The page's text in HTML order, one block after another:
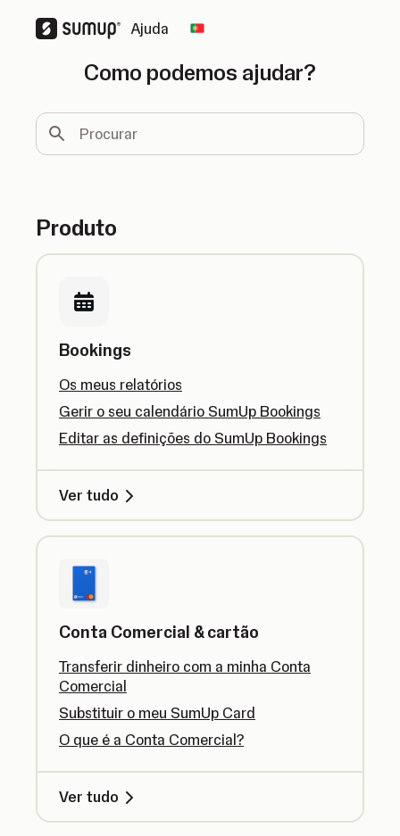
Ajuda Change country
Como podemos ajudar?
Procurar
Produto
Bookings
Os meus relatórios
Gerir o seu calendário SumUp Bookings
Editar as definições do SumUp Bookings
Ver tudo
Conta Comercial & cartão
Transferir dinheiro com a minha Conta
Comercial
Substituir o meu SumUp Card
O que é a Conta Comercial?
Ver tudo